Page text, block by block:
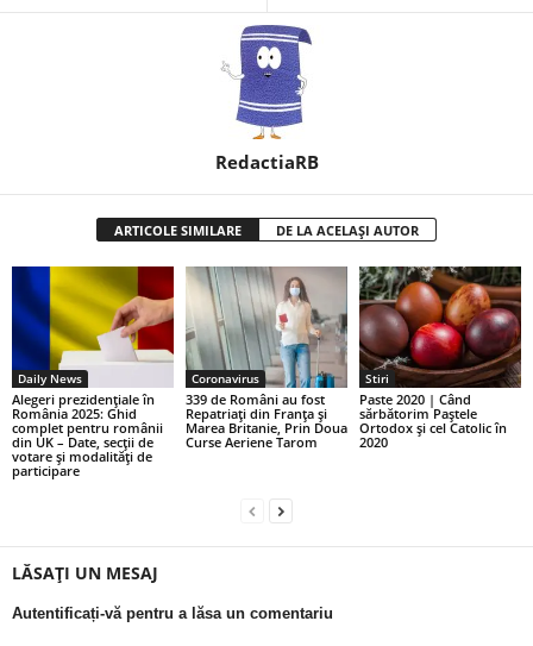
RedactiaRB
ARTICOLE SIMILARE DE LA ACELAȘI AUTOR
Daily News
Alegeri prezidențiale în
România 2025: Ghid
complet pentru românii
din UK – Date, secții de
votare și modalități de
participare
Coronavirus
339 de Români au fost
Repatriați din Franța și
Marea Britanie, Prin Doua
Curse Aeriene Tarom
Stiri
Paste 2020 | Când
sărbătorim Paștele
Ortodox și cel Catolic în
2020
LĂSAȚI UN MESAJ
Autentificați-vă pentru a lăsa un comentariu